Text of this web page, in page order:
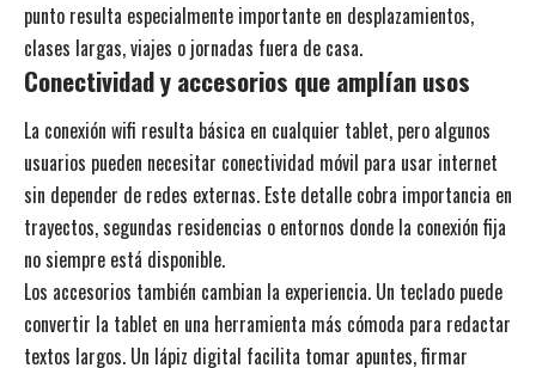
punto resulta especialmente importante en desplazamientos,
clases largas, viajes o jornadas fuera de casa.
Conectividad y accesorios que amplían usos
La conexión wifi resulta básica en cualquier tablet, pero algunos
usuarios pueden necesitar conectividad móvil para usar internet
sin depender de redes externas. Este detalle cobra importancia en
trayectos, segundas residencias o entornos donde la conexión fija
no siempre está disponible.
Los accesorios también cambian la experiencia. Un teclado puede
convertir la tablet en una herramienta más cómoda para redactar
textos largos. Un lápiz digital facilita tomar apuntes, firmar